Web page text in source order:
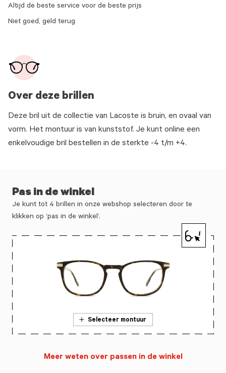
Over deze brillen
Deze bril uit de collectie van Lacoste is bruin, en ovaal van
vorm. Het montuur is van kunststof. Je kunt online een
enkelvoudige bril bestellen in de sterkte -4 t/m +4.
Altijd de beste service voor de beste prijs
Niet goed, geld terug
Pas in de winkel
Je kunt tot 4 brillen in onze webshop selecteren door te
klikken op ‘pas in de winkel’.
Selecteer montuur
Meer weten over passen in de winkel